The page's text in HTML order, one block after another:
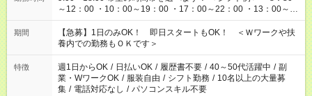
～12：00 ・10：00～19：00 ・17：00～22：00 ・13：00～
22：00 ・22：00～翌6：00 など
期間
【急募】1日のみOK！ 即日スタートもOK！ ＜Ｗワークや扶
養内での勤務もＯＫです＞
特徴 週1日からOK / 日払いOK / 履歴書不要 / 40～50代活躍中 / 副
業・WワークOK / 服装自由 / シフト勤務 / 10名以上の大量募
集 / 電話対応なし / パソコンスキル不要